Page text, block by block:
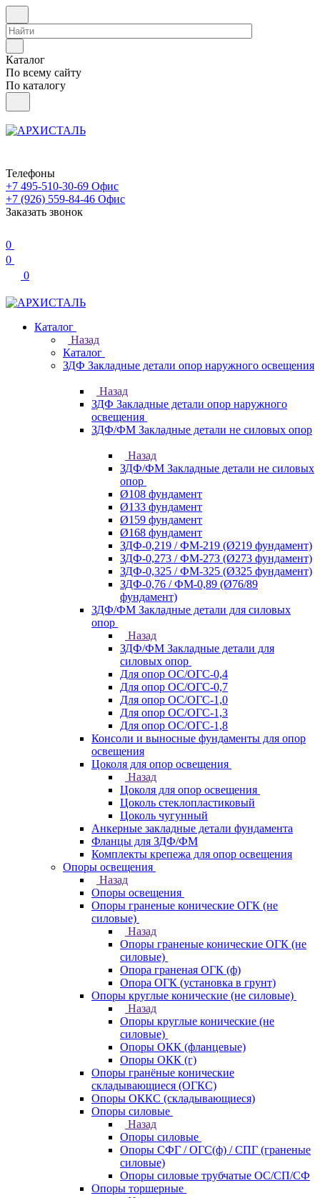
Каталог
По всему сайту
По каталогу
Телефоны
+7 495-510-30-69 Офис
+7 (926) 559-84-46 Офис
Заказать звонок
0
0
0
Каталог
Назад
Каталог
ЗДФ Закладные детали опор наружного освещения
Назад
ЗДФ Закладные детали опор наружного
освещения
ЗДФ/ФМ Закладные детали не силовых опор
Назад
ЗДФ/ФМ Закладные детали не силовых
опор
Ø108 фундамент
Ø133 фундамент
Ø159 фундамент
Ø168 фундамент
ЗДФ-0,219 / ФМ-219 (Ø219 фундамент)
ЗДФ-0,273 / ФМ-273 (Ø273 фундамент)
ЗДФ-0,325 / ФМ-325 (Ø325 фундамент)
ЗДФ-0,76 / ФМ-0,89 (Ø76/89
фундамент)
ЗДФ/ФМ Закладные детали для силовых
опор
Назад
ЗДФ/ФМ Закладные детали для
силовых опор
Для опор ОС/ОГС-0,4
Для опор ОС/ОГС-0,7
Для опор ОС/ОГС-1,0
Для опор ОС/ОГС-1,3
Для опор ОС/ОГС-1,8
Консоли и выносные фундаменты для опор
освещения
Цоколя для опор освещения
Назад
Цоколя для опор освещения
Цоколь стеклопластиковый
Цоколь чугунный
Анкерные закладные детали фундамента
Фланцы для ЗДФ/ФМ
Комплекты крепежа для опор освещения
Опоры освещения
Назад
Опоры освещения
Опоры граненые конические ОГК (не
силовые)
Назад
Опоры граненые конические ОГК (не
силовые)
Опора граненая ОГК (ф)
Опора ОГК (установка в грунт)
Опоры круглые конические (не силовые)
Назад
Опоры круглые конические (не
силовые)
Опоры ОКК (фланцевые)
Опоры ОКК (г)
Опоры гранёные конические
складывающиеся (ОГКС)
Опоры ОККС (складывающиеся)
Опоры силовые
Назад
Опоры силовые
Опоры СФГ / ОГС(ф) / СПГ (граненые
силовые)
Опоры силовые трубчатые ОС/СП/СФ
Опоры торшерные